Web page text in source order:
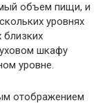
объем пищи, и
уровнях
близких
шкафу
уровне.
отображением